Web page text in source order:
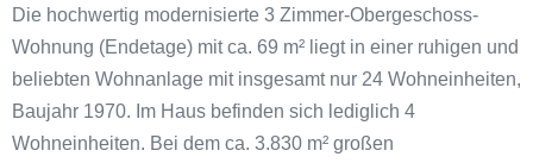
Die hochwertig modernisierte 3 Zimmer-Obergeschoss-
Wohnung (Endetage) mit ca. 69 m² liegt in einer ruhigen und
beliebten Wohnanlage mit insgesamt nur 24 Wohneinheiten,
Baujahr 1970. Im Haus befinden sich lediglich 4
Wohneinheiten. Bei dem ca. 3.830 m² großen